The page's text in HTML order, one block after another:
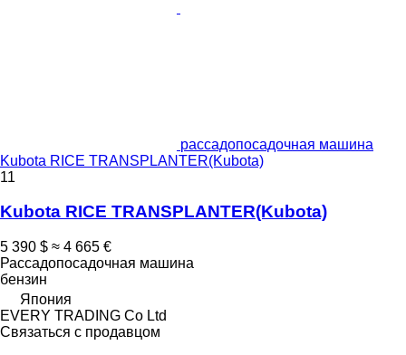
рассадопосадочная машина
Kubota RICE TRANSPLANTER(Kubota)
11
Kubota RICE TRANSPLANTER(Kubota)
5 390 $ ≈ 4 665 €
Рассадопосадочная машина
бензин
Япония
EVERY TRADING Co Ltd
Связаться с продавцом